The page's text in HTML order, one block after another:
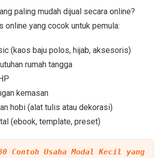
paling mudah dijual secara online?
online yang cocok untuk pemula:
(kaos baju polos, hijab, aksesoris)
rumah tangga
kemasan
hobi (alat tulis atau dekorasi)
(ebook, template, preset)
Contoh Usaha Modal Kecil yang